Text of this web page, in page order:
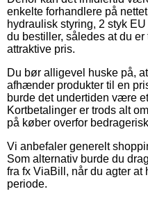
enkelte forhandlere på
hydraulisk styring, 2 styk
du bestiller, således at du
attraktive pris.
Du bør alligevel huske på,
afhænder produkter til en
burde det undertiden være
Kortbetalinger er trods alt
på køber overfor
Vi anbefaler generelt
Som alternativ burde du
fra fx ViaBill, når du agter at
periode.